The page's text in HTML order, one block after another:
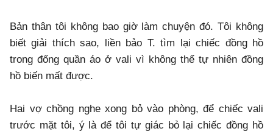
Bản thân tôi không bao giờ làm chuyện đó. Tôi không
biết giải thích sao, liền bảo T. tìm lại chiếc đồng hồ
trong đống quần áo ở vali vì không thể tự nhiên đồng
hồ biến mất được.
Hai vợ chồng nghe xong bỏ vào phòng, để chiếc vali
trước mặt tôi, ý là để tôi tự giác bỏ lại chiếc đồng hồ